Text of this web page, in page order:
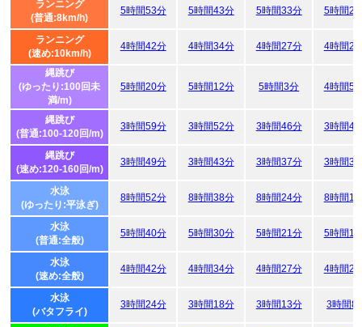
ランニング
(普通:8km/h)
5時間53分 5時間43分 5時間33分 5時間25
ランニング
(速め:10km/h)
4時間42分 4時間34分 4時間27分 4時間20
縄跳び
(ゆったり:100回未
満/m)
5時間20分 5時間12分 5時間3分 4時間55
縄跳び
(普通:100-120回/m)
3時間59分 3時間52分 3時間46分 3時間40
縄跳び
(速め:120-160回/m)
3時間49分 3時間43分 3時間37分 3時間31
水泳
(ゆったり:平泳ぎ)
8時間52分 8時間38分 8時間24分 8時間10
水泳
(普通:全般)
5時間40分 5時間30分 5時間21分 5時間13
水泳
(速め:全般)
4時間42分 4時間34分 4時間27分 4時間20
水泳
(バタフライ)
3時間24分 3時間18分 3時間13分 3時間8